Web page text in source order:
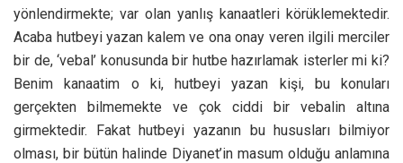
yönlendirmekte; var olan yanlış kanaatleri körüklemektedir.
Acaba hutbeyi yazan kalem ve ona onay veren ilgili merciler
bir de, ‘vebal’ konusunda bir hutbe hazırlamak isterler mi ki?
Benim kanaatim o ki, hutbeyi yazan kişi, bu konuları
gerçekten bilmemekte ve çok ciddi bir vebalin altına
girmektedir. Fakat hutbeyi yazanın bu hususları bilmiyor
olması, bir bütün halinde Diyanet’in masum olduğu anlamına